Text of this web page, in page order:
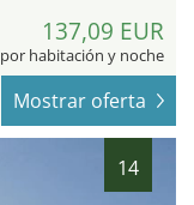
137,09 EUR
por habitación y noche
Mostrar oferta
14